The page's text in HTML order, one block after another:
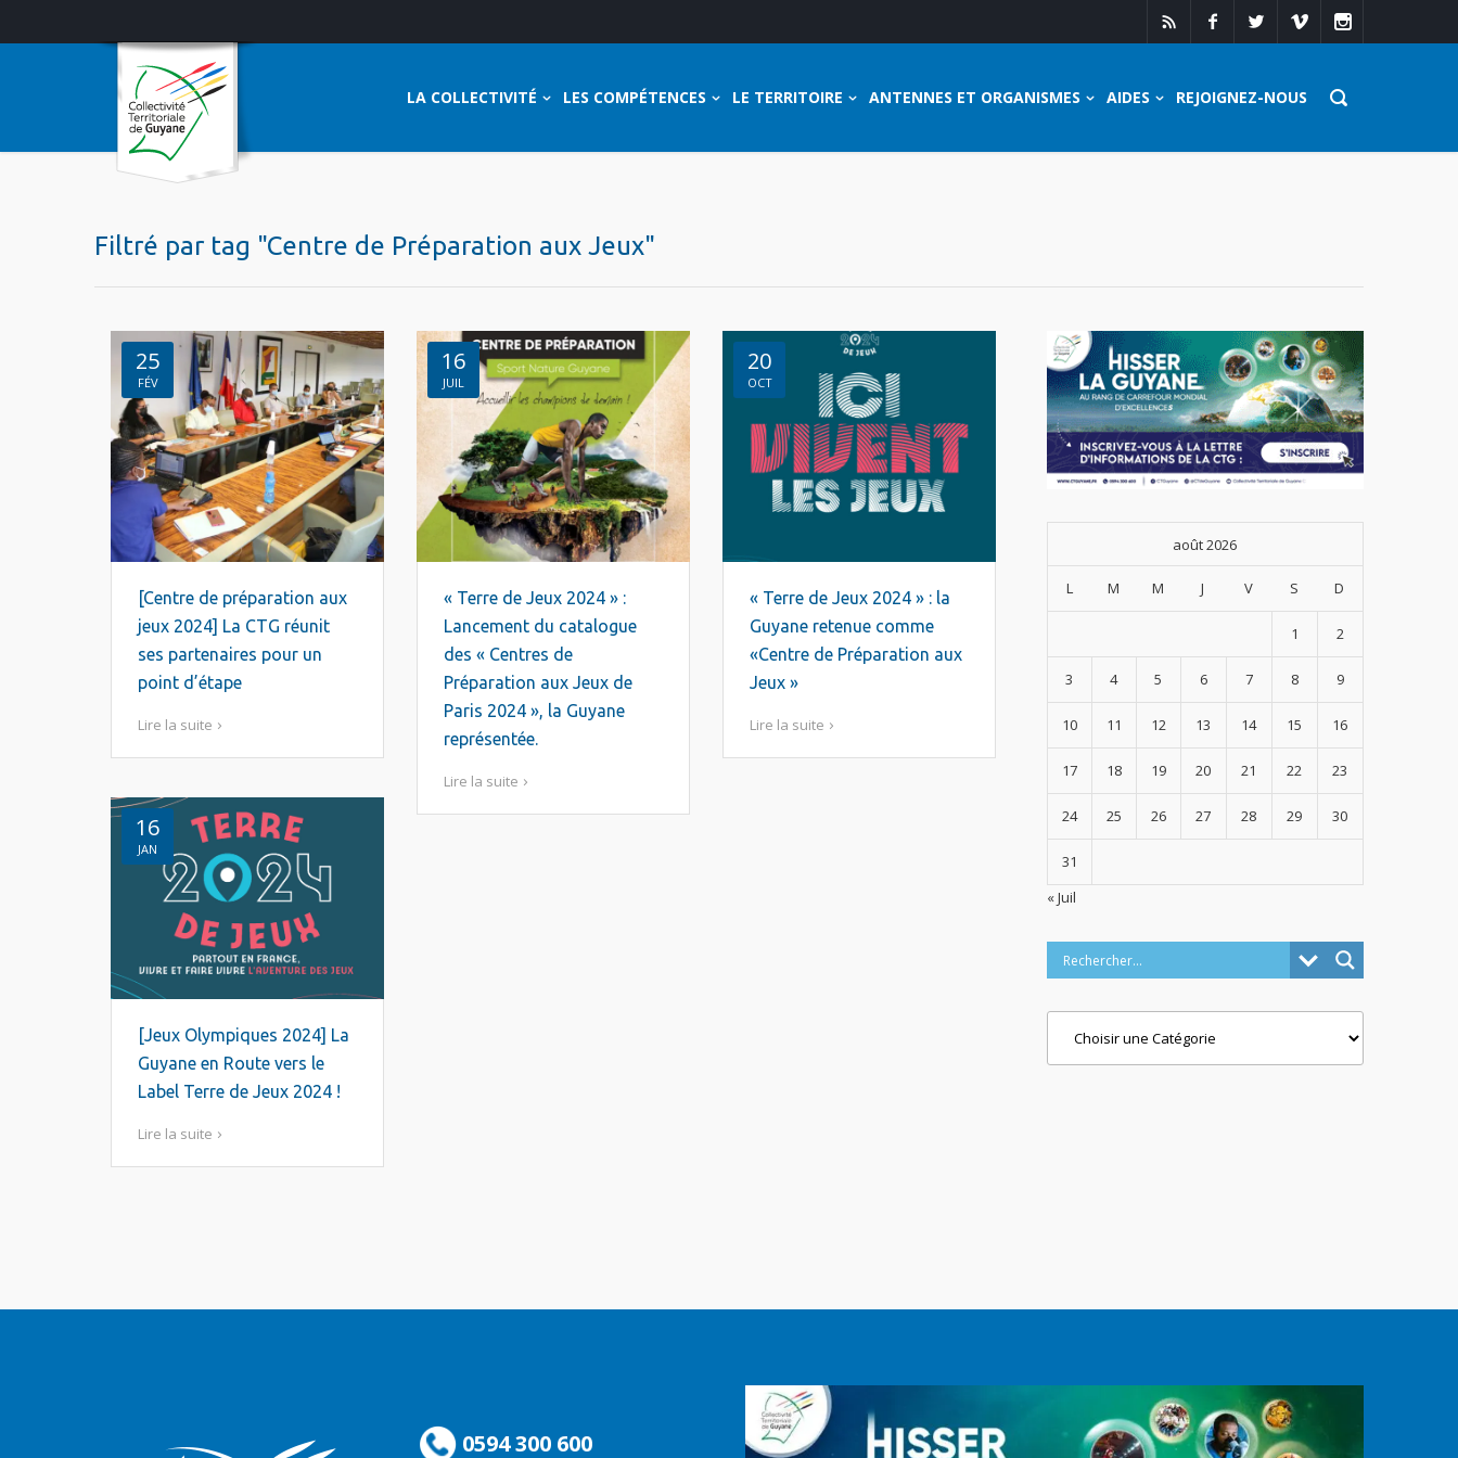
LA COLLECTIVITÉ LES COMPÉTENCES LE TERRITOIRE ANTENNES ET ORGANISMES AIDES REJOIGNEZ-NOUS
Filtré par tag "Centre de Préparation aux Jeux"
25
FÉV
[Centre de préparation aux
jeux 2024] La CTG réunit
ses partenaires pour un
point d’étape
Lire la suite
16
JUIL
« Terre de Jeux 2024 » :
Lancement du catalogue
des « Centres de
Préparation aux Jeux de
Paris 2024 », la Guyane
représentée.
Lire la suite
20
OCT
« Terre de Jeux 2024 » : la
Guyane retenue comme
«Centre de Préparation aux
Jeux »
Lire la suite
16
JAN
[Jeux Olympiques 2024] La
Guyane en Route vers le
Label Terre de Jeux 2024 !
Lire la suite
août 2026
L M M J V S D
1 2
3 4 5 6 7 8 9
10 11 12 13 14 15 16
17 18 19 20 21 22 23
24 25 26 27 28 29 30
31
« Juil
0594 300 600